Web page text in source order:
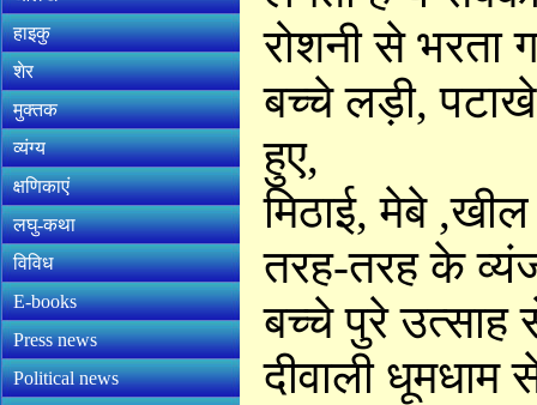
हाइकु
शेर
मुक्तक
व्यंग्य
क्षणिकाएं
लघु-कथा
विविध
E-books
Press news
Political news
रोशनी से भरता
बच्चे लड़ी,
हुए,
मिठाई, मेबे
तरह-तरह के
बच्चे पुरे उत्साह
दीवाली धूमधाम